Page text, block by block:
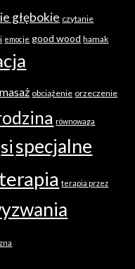
głębokie czytanie
emocje good wood hamak
masaż obciążenie orzeczenie
równowaga
sispecjalne
terapia terapia przez